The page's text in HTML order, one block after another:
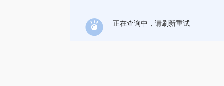
正在查询中，请刷新重试